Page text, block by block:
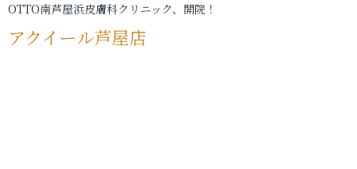
OTTO南芦屋浜皮膚科クリニック、開院！
アクイール芦屋店